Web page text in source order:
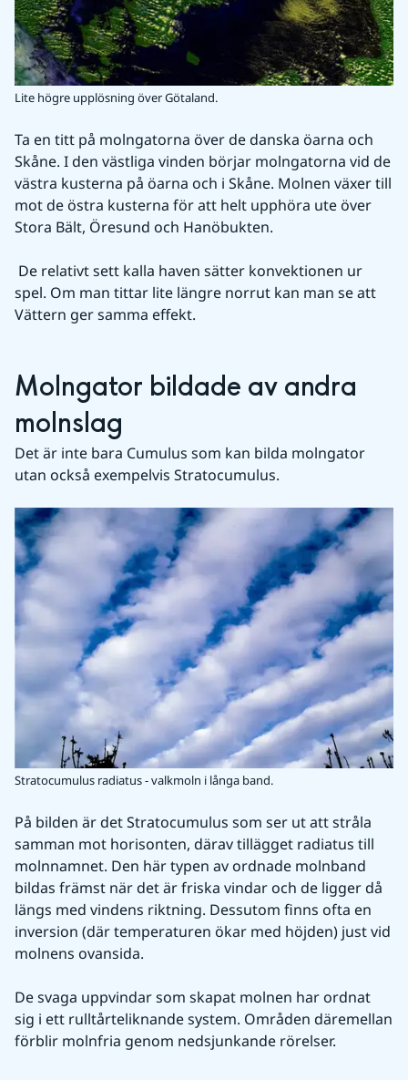
Lite högre upplösning över Götaland.
Ta en titt på molngatorna över de danska öarna och
Skåne. I den västliga vinden börjar molngatorna vid de
västra kusterna på öarna och i Skåne. Molnen växer till
mot de östra kusterna för att helt upphöra ute över
Stora Bält, Öresund och Hanöbukten.
spel. Om man tittar lite längre norrut kan man se att
Vättern ger samma effekt.
Molngator bildade av andra
molnslag
Det är inte bara Cumulus som kan bilda molngator
utan också exempelvis Stratocumulus.
Stratocumulus radiatus - valkmoln i långa band.
På bilden är det Stratocumulus som ser ut att stråla
samman mot horisonten, därav tillägget radiatus till
molnnamnet. Den här typen av ordnade molnband
bildas främst när det är friska vindar och de ligger då
längs med vindens riktning. Dessutom finns ofta en
inversion (där temperaturen ökar med höjden) just vid
molnens ovansida.
De svaga uppvindar som skapat molnen har ordnat
sig i ett rulltårteliknande system. Områden däremellan
förblir molnfria genom nedsjunkande rörelser.